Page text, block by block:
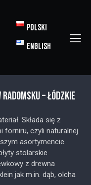
POLSKI
ENGLISH
– ŁÓDZKIE
Składa się z
forniru, czyli naturalnej
asortymencie
stolarskie
z drewna
jak m.in. dąb, olcha